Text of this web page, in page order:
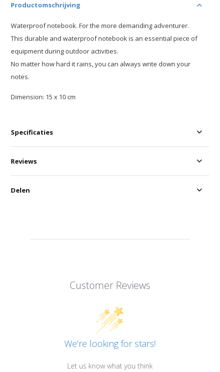
Productomschrijving
Waterproof notebook. For the more demanding adventurer.
This durable and waterproof notebook is an essential piece of
equipment during outdoor activities.
No matter how hard it rains, you can always write down your
notes.
Dimension: 15 x 10 cm
Specificaties
Customer Reviews
We’re looking for stars!
Let us know what you think
Reviews
Delen